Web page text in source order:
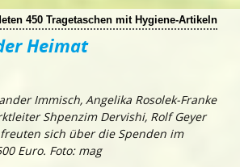
450 Tragetaschen mit Hygiene-Artikeln
Heimat
Immisch, Angelika Rosolek-Franke
Shpenzim Dervishi, Rolf Geyer
freuten sich über die Spenden im
Euro. Foto: mag